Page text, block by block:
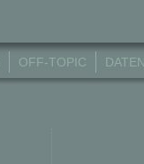
OFF-TOPIC